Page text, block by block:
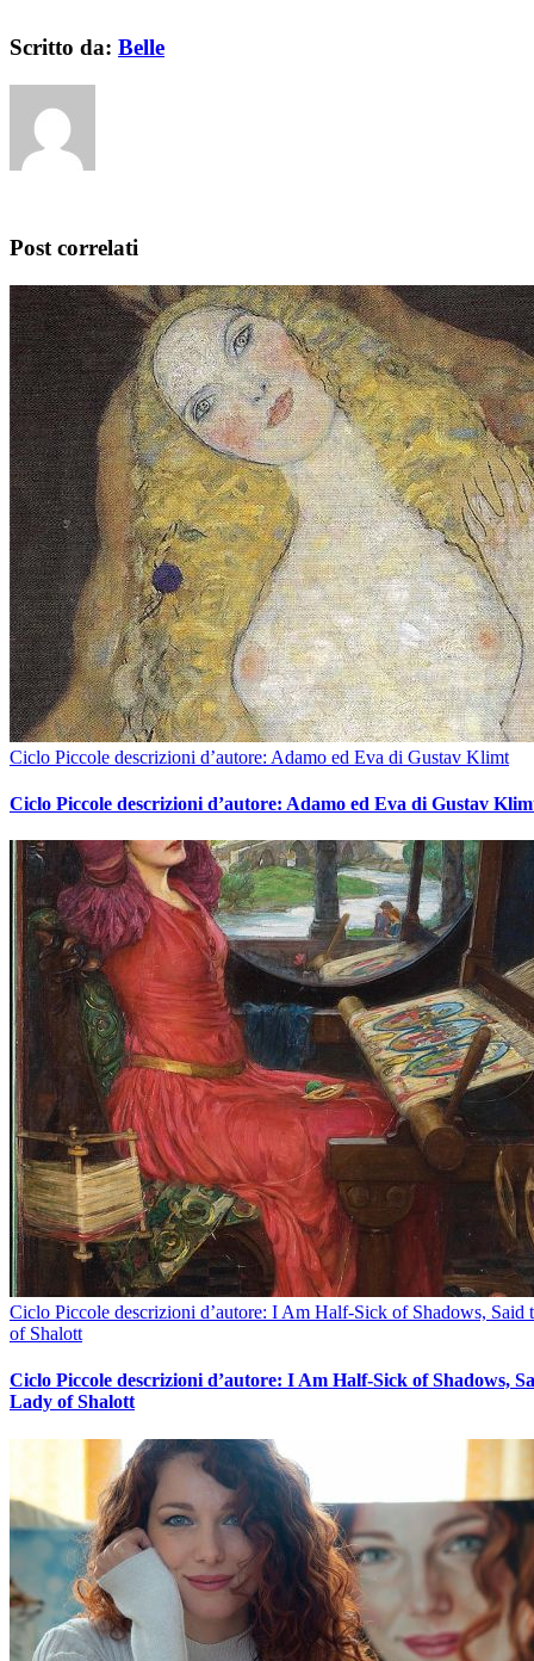
Scritto da: Belle
Post correlati
Ciclo Piccole descrizioni d’autore: Adamo ed Eva di Gustav Klimt
Ciclo Piccole descrizioni d’autore: Adamo ed Eva di Gustav
Ciclo Piccole descrizioni d’autore: I Am Half-Sick of Shadows, Said
of Shalott
Ciclo Piccole descrizioni d’autore: I Am Half-Sick of Shadows,
Lady of Shalott